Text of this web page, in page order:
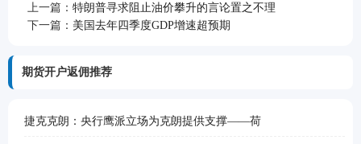
上一篇： 特朗普寻求阻止油价攀升的言论置之不理
下一篇： 美国去年四季度GDP增速超预期
期货开户返佣推荐
捷克克朗：央行鹰派立场为克朗提供支撑——荷